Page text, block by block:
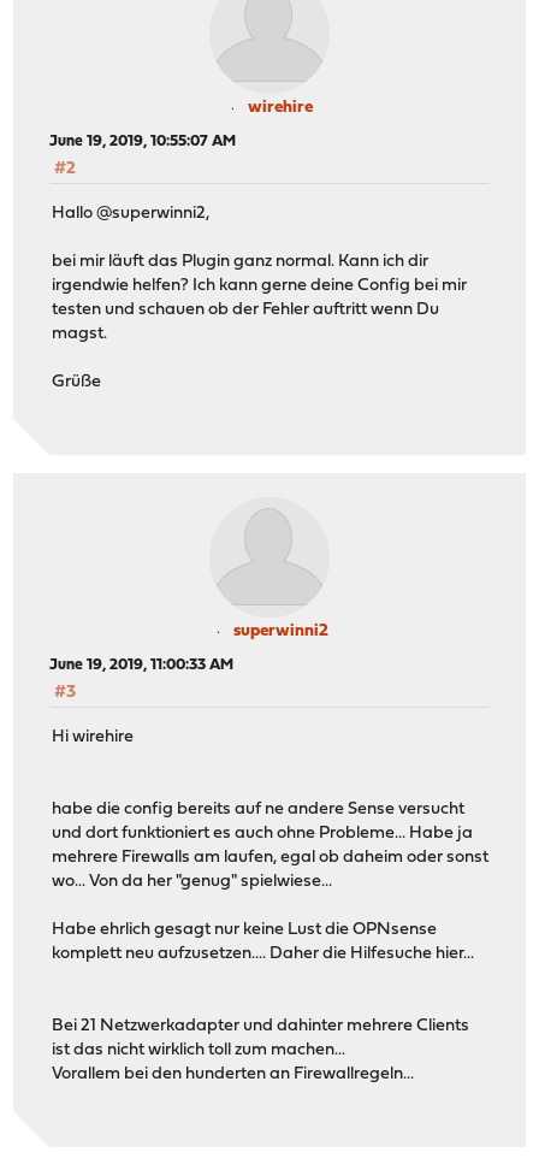
wirehire
June 19, 2019, 10:55:07 AM
#2
Hallo @superwinni2,
bei mir läuft das Plugin ganz normal. Kann ich dir
irgendwie helfen? Ich kann gerne deine Config bei mir
testen und schauen ob der Fehler auftritt wenn Du
magst.
Grüße
superwinni2
June 19, 2019, 11:00:33 AM
#3
Hi wirehire
habe die config bereits auf ne andere Sense versucht
und dort funktioniert es auch ohne Probleme... Habe ja
mehrere Firewalls am laufen, egal ob daheim oder sonst
wo... Von da her "genug" spielwiese...
Habe ehrlich gesagt nur keine Lust die OPNsense
komplett neu aufzusetzen.... Daher die Hilfesuche hier...
Bei 21 Netzwerkadapter und dahinter mehrere Clients
ist das nicht wirklich toll zum machen...
Vorallem bei den hunderten an Firewallregeln...